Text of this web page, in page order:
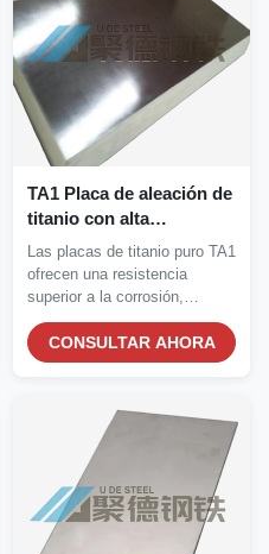
TA1 Placa de aleación de
titanio con alta
resistencia a la
corrosión,
biocompatibilidad de
grado médico y relación
de resistencia alta ligera
Las placas de titanio puro TA1
ofrecen una resistencia
superior a la corrosión,
biocompatibilidad...
CONSULTAR AHORA